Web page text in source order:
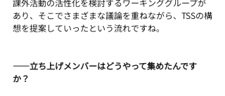
あり、そこでさまざまな議論を重ねながら、TSSの構
想を提案していったという流れですね。
――立ち上げメンバーはどうやって集めたんです
か？